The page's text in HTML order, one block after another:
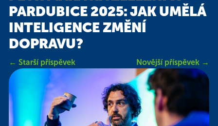
PARDUBICE 2025: JAK UMĚLÁ
INTELIGENCE ZMĚNÍ
DOPRAVU?
← Starší příspěvek Novější příspěvek →